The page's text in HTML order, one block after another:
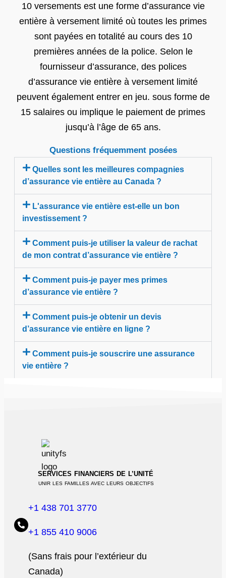
10 versements est une forme d’assurance vie
entière à versement limité où toutes les primes
sont payées en totalité au cours des 10
premières années de la police. Selon le
fournisseur d’assurance, des polices
d’assurance vie entière à versement limité
peuvent également entrer en jeu. sous forme de
15 salaires ou implique le paiement de primes
jusqu’à l’âge de 65 ans.
Questions fréquemment posées
Quelles sont les meilleures compagnies
d’assurance vie entière au Canada ?
L'assurance vie entière est-elle un bon
investissement ?
Comment puis-je utiliser la valeur de rachat
de mon contrat d’assurance vie entière ?
Comment puis-je payer mes primes
d’assurance vie entière ?
Comment puis-je obtenir un devis
d’assurance vie entière en ligne ?
Comment puis-je souscrire une assurance
vie entière ?
SERVICES FINANCIERS DE L’UNITÉ
UNIR LES FAMILLES AVEC LEURS OBJECTIFS
+1 438 701 3770
+1 855 410 9006
(Sans frais pour l’extérieur du
Canada)